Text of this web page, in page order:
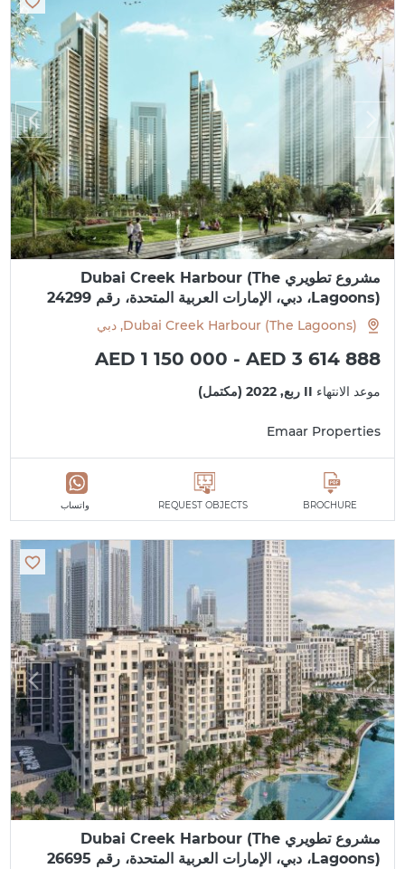
مشروع تطويري Dubai Creek Harbour (The
Lagoons)، دبي، الإمارات العربية المتحدة، رقم 24299
Dubai Creek Harbour (The Lagoons), دبي
AED 1 150 000 - AED 3 614 888
موعد الانتهاء II ربع, 2022 (مكتمل)
Emaar Properties
BROCHURE
REQUEST OBJECTS واتساب
مشروع تطويري Dubai Creek Harbour (The
Lagoons)، دبي، الإمارات العربية المتحدة، رقم 26695